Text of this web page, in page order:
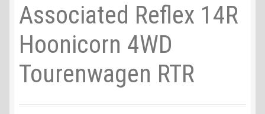
Recycling, Entsorgung und Umwelt
Shop
Warenkorb
Ablauf einer Bestellung
Associated Reflex 14R
Hoonicorn 4WD
Tourenwagen RTR